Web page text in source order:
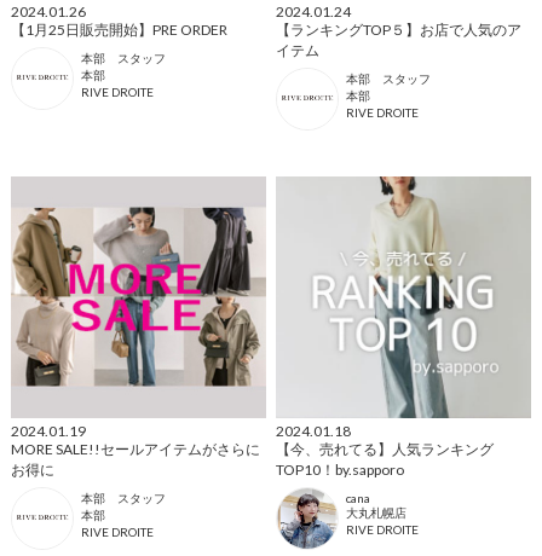
2024.01.26
【1月25日販売開始】PRE ORDER
本部 スタッフ
本部
RIVE DROITE
2024.01.24
【ランキングTOP５】お店で人気のア
イテム
本部 スタッフ
本部
RIVE DROITE
2024.01.19
MORE SALE!!セールアイテムがさらに
お得に
本部 スタッフ
本部
RIVE DROITE
2024.01.18
【今、売れてる】人気ランキング
TOP10！by.sapporo
cana
大丸札幌店
RIVE DROITE